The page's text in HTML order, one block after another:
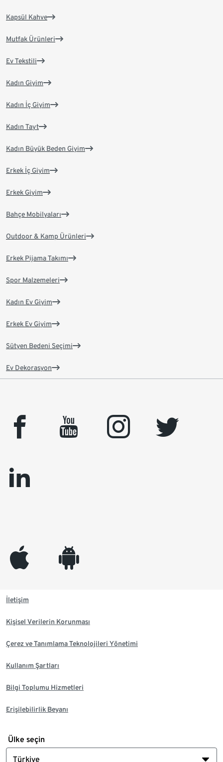
Kapsül Kahve
Mutfak Ürünleri
Ev Tekstili
Kadın Giyim
Kadın İç Giyim
Kadın Tayt
Kadın Büyük Beden Giyim
Erkek İç Giyim
Erkek Giyim
Bahçe Mobilyaları
Outdoor & Kamp Ürünleri
Erkek Pijama Takımı
Spor Malzemeleri
Kadın Ev Giyim
Erkek Ev Giyim
Sütyen Bedeni Seçimi
Ev Dekorasyon
facebook youtube instagram
twitter
linkedin
appleinc android
İletişim
Kişisel Verilerin Korunması
Çerez ve Tanımlama Teknolojileri Yönetimi
Kullanım Şartları
Bilgi Toplumu Hizmetleri
Erişilebilirlik Beyanı
Ülke seçin
Türkiye